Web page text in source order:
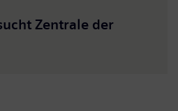
Zentrale der